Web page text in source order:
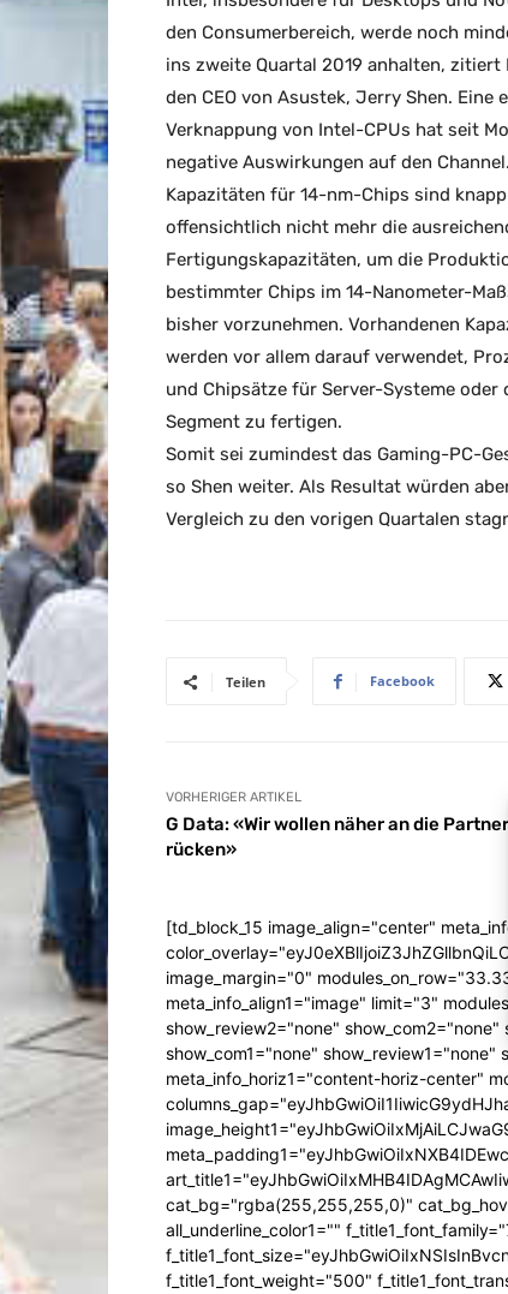
den Consumerbereich, werde noch
ins zweite Quartal 2019 anhalten, zitiert
den CEO von Asustek, Jerry Shen. Eine
Verknappung von Intel-CPUs hat seit
negative Auswirkungen auf den
Kapazitäten für 14-nm-Chips sind
offensichtlich nicht mehr die
Fertigungskapazitäten, um die
bestimmter Chips im 14-Nanometer-
bisher vorzunehmen. Vorhandenen
werden vor allem darauf verwendet,
und Chipsätze für Server-Systeme oder
Segment zu fertigen.
Somit sei zumindest das Gaming-PC-
so Shen weiter. Als Resultat würden
Vergleich zu den vorigen Quartalen
Teilen Facebook
VORHERIGER ARTIKEL
G Data: «Wir wollen näher an die Partner
rücken»
[td_block_15 image_align="center"
image_margin="0"
meta_info_align1="image" limit="3"
show_review2="none" show_com2="none"
show_com1="none" show_review1="none"
meta_info_horiz1="content-horiz-center"
cat_bg="rgba(255,255,255,0)"
all_underline_color1=""
f_title1_font_weight="500"